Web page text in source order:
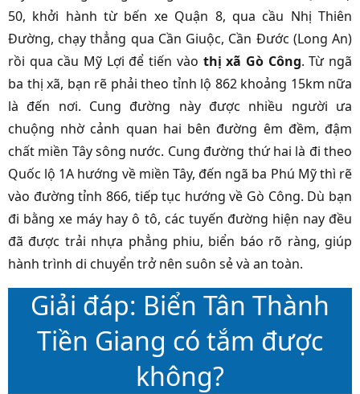
50, khởi hành từ bến xe Quận 8, qua cầu Nhị Thiên
Đường, chạy thẳng qua Cần Giuộc, Cần Đước (Long An)
rồi qua cầu Mỹ Lợi để tiến vào thị xã Gò Công. Từ ngã
ba thị xã, bạn rẽ phải theo tỉnh lộ 862 khoảng 15km nữa
là đến nơi. Cung đường này được nhiều người ưa
chuộng nhờ cảnh quan hai bên đường êm đềm, đậm
chất miền Tây sông nước. Cung đường thứ hai là đi theo
Quốc lộ 1A hướng về miền Tây, đến ngã ba Phú Mỹ thì rẽ
vào đường tỉnh 866, tiếp tục hướng về Gò Công. Dù bạn
đi bằng xe máy hay ô tô, các tuyến đường hiện nay đều
đã được trải nhựa phẳng phiu, biển báo rõ ràng, giúp
hành trình di chuyển trở nên suôn sẻ và an toàn.
Giải đáp: Biển Tân Thành
Tiền Giang có tắm được
không?